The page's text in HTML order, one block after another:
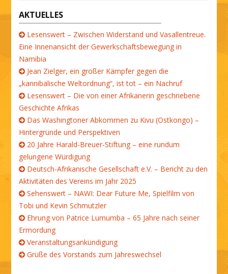
AKTUELLES
Lesenswert – Zwischen Widerstand und Vasallentreue.
Eine Innenansicht der Gewerkschaftsbewegung in
Namibia
Jean Zielger, ein großer Kämpfer gegen die
„kannibalische Weltordnung“, ist tot – ein Nachruf
Lesenswert – Die von einer Afrikanerin geschriebene
Geschichte Afrikas
Das Washingtoner Abkommen zu Kivu (Ostkongo) –
Hintergründe und Perspektiven
20 Jahre Harald-Breuer-Stiftung – eine rundum
gelungene Würdigung
Deutsch-Afrikanische Gesellschaft e.V. – Bericht zu den
Aktivitäten des Vereins im Jahr 2025
Sehenswert – NAWI: Dear Future Me, Spielfilm von
Tobi und Kevin Schmutzler
Ehrung von Patrice Lumumba – 65 Jahre nach seiner
Ermordung
Veranstaltungsankündigung
Grüße des Vorstands zum Jahreswechsel